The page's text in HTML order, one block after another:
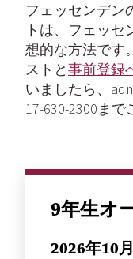
フェッセンデン
トは、フェッ
想的な方法です
ストと事前登録
いましたら、
17-630-2300まで
9年生オ
2026年10